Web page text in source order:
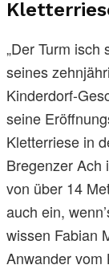
„Der Turm isch
seines
Kinderdorf-
seine
Kletterriese in
Bregenzer Ach
von über 14
auch ein,
wissen Fabian
Anwander vom